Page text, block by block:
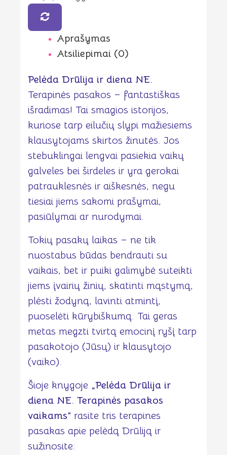
pasakos
vaikams
8
Aprašymas
Atsiliepimai (0)
Pelėda Drūlija ir diena NE.
Terapinės pasakos – fantastiškas
išradimas! Tai smagios istorijos,
kuriose tarp eilučių slypi mažiesiems
klausytojams skirtos žinutės. Jos
stebuklingai lengvai pasiekia vaikų
galveles bei širdeles ir yra gerokai
patrauklesnės ir aiškesnės, negu
tiesiai jiems sakomi prašymai,
pasiūlymai ar nurodymai.
Tokių pasakų laikas – ne tik
nuostabus būdas bendrauti su
vaikais, bet ir puiki galimybė suteikti
jiems įvairių žinių, skatinti mąstymą,
plėsti žodyną, lavinti atmintį,
puoselėti kūrybiškumą. Tai geras
metas megzti tvirtą emocinį ryšį tarp
pasakotojo (Jūsų) ir klausytojo
(vaiko).
Šioje knygoje „Pelėda Drūlija ir
diena NE. Terapinės pasakos
vaikams” rasite tris terapines
pasakas apie pelėdą Drūliją ir
sužinosite: